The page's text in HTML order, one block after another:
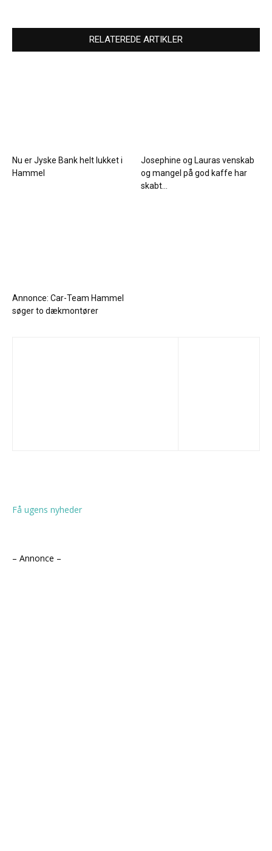
RELATEREDE ARTIKLER
Nu er Jyske Bank helt lukket i
Hammel
Josephine og Lauras venskab
og mangel på god kaffe har
skabt...
Annonce: Car-Team Hammel
søger to dækmontører
Få ugens nyheder
– Annonce –